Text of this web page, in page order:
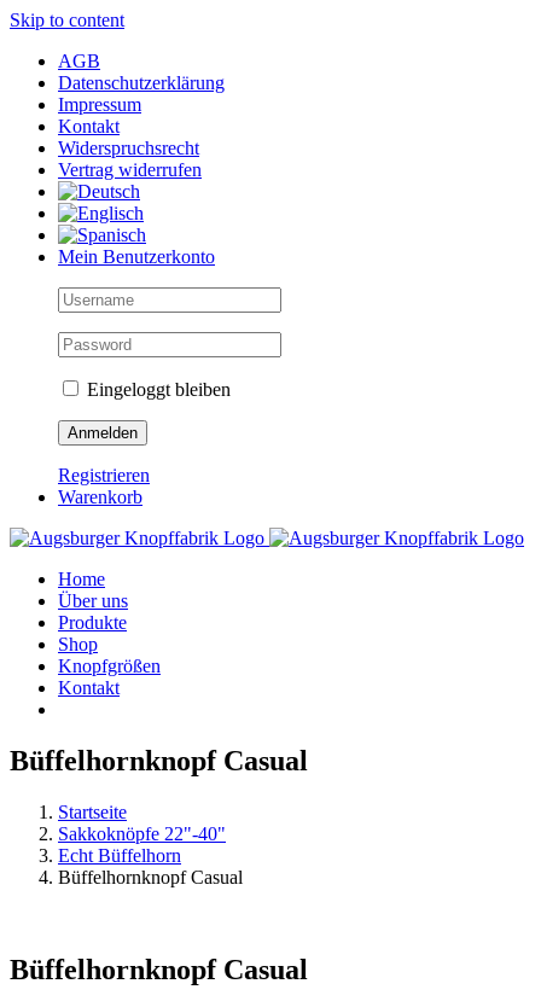
Skip to content
AGB
Datenschutzerklärung
Impressum
Kontakt
Widerspruchsrecht
Vertrag widerrufen
Mein Benutzerkonto
Eingeloggt bleiben
Registrieren
Warenkorb
Home
Über uns
Produkte
Shop
Knopfgrößen
Kontakt
Büffelhornknopf Casual
Startseite
Sakkoknöpfe 22"-40"
Echt Büffelhorn
Büffelhornknopf Casual
Büffelhornknopf Casual